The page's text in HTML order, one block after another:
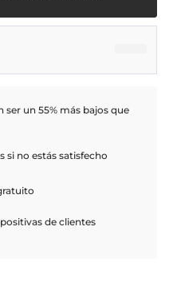
ser un 55% más bajos que
si no estás satisfecho
de clientes